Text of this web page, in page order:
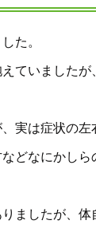
た。
ていました
実は症状の左
どなにかし
ましたが、